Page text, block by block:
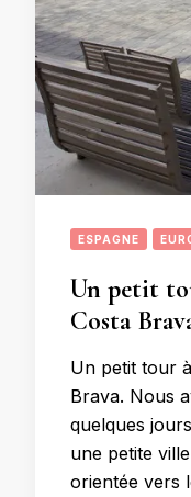
ESPAGNE
Un petit
Costa
Un petit tour
Brava. Nous
quelques
une petite
orientée vers